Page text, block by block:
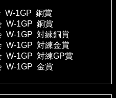
W-1GP 銅賞
W-1GP 銅賞
W-1GP 対練銅賞
W-1GP 対練金賞
W-1GP 対練GP賞
W-1GP 金賞